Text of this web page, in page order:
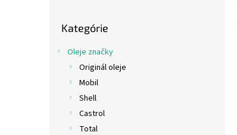
kategórie
Kategórie
Oleje značky
Originál oleje
Mobil
Shell
Castrol
Total